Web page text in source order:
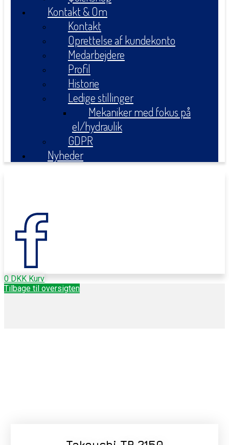
Kontakt & Om
Kontakt
Oprettelse af kundekonto
Medarbejdere
Profil
Historie
Ledige stillinger
Mekaniker med fokus på
el/hydraulik
GDPR
Nyheder
0 DKK Kurv
Tilbage til oversigten